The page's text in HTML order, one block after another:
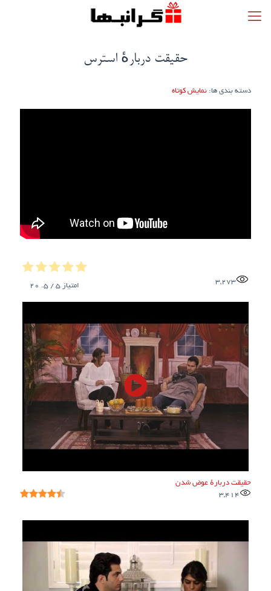
حقیقت دربارهٔ استرس
دسته بندی ها: نمایش کوتاه
3,273 امتیاز 5
/ 5.
20
حقیقت دربارهٔ عوض شدن
3,414